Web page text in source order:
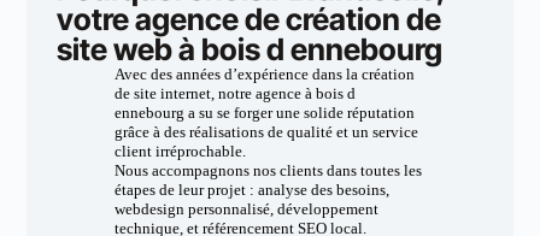
votre agence de création de
site web à bois d ennebourg
Avec des années d’expérience dans la création
de site internet, notre agence à bois d
ennebourg a su se forger une solide réputation
grâce à des réalisations de qualité et un service
client irréprochable.
Nous accompagnons nos clients dans toutes les
étapes de leur projet : analyse des besoins,
webdesign personnalisé, développement
technique, et référencement SEO local.